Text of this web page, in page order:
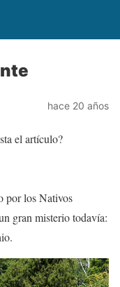
hace 20 años
el artículo?
por los Nativos
gran misterio todavía: